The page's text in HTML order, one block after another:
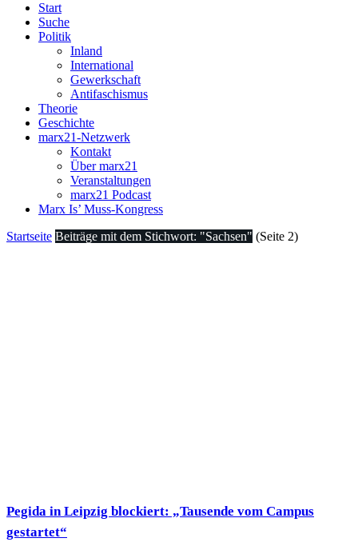
Start
Suche
Politik
Inland
International
Gewerkschaft
Antifaschismus
Theorie
Geschichte
marx21-Netzwerk
Kontakt
Über marx21
Veranstaltungen
marx21 Podcast
Marx Is’ Muss-Kongress
Startseite Beiträge mit dem Stichwort: "Sachsen" (Seite 2)
Pegida in Leipzig blockiert: „Tausende vom Campus
gestartet“